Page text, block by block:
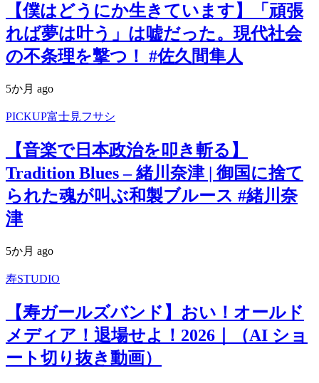
【僕はどうにか生きています】「頑張
れば夢は叶う」は嘘だった。現代社会
の不条理を撃つ！ #佐久間隼人
5か月 ago
PICKUP富士見フサシ
【音楽で日本政治を叩き斬る】
Tradition Blues – 緒川奈津 | 御国に捨て
られた魂が叫ぶ和製ブルース #緒川奈
津
5か月 ago
寿STUDIO
【寿ガールズバンド】おい！オールド
メディア！退場せよ！2026｜（AI ショ
ート切り抜き動画）